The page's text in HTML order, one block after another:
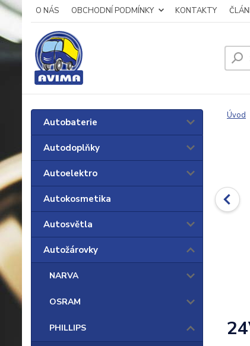
O NÁS OBCHODNÍ PODMÍNKY KONTAKTY
Autobaterie
Autodoplňky
Autoelektro
Autokosmetika
Autosvětla
Autožárovky
NARVA
OSRAM
PHILLIPS
Úvod